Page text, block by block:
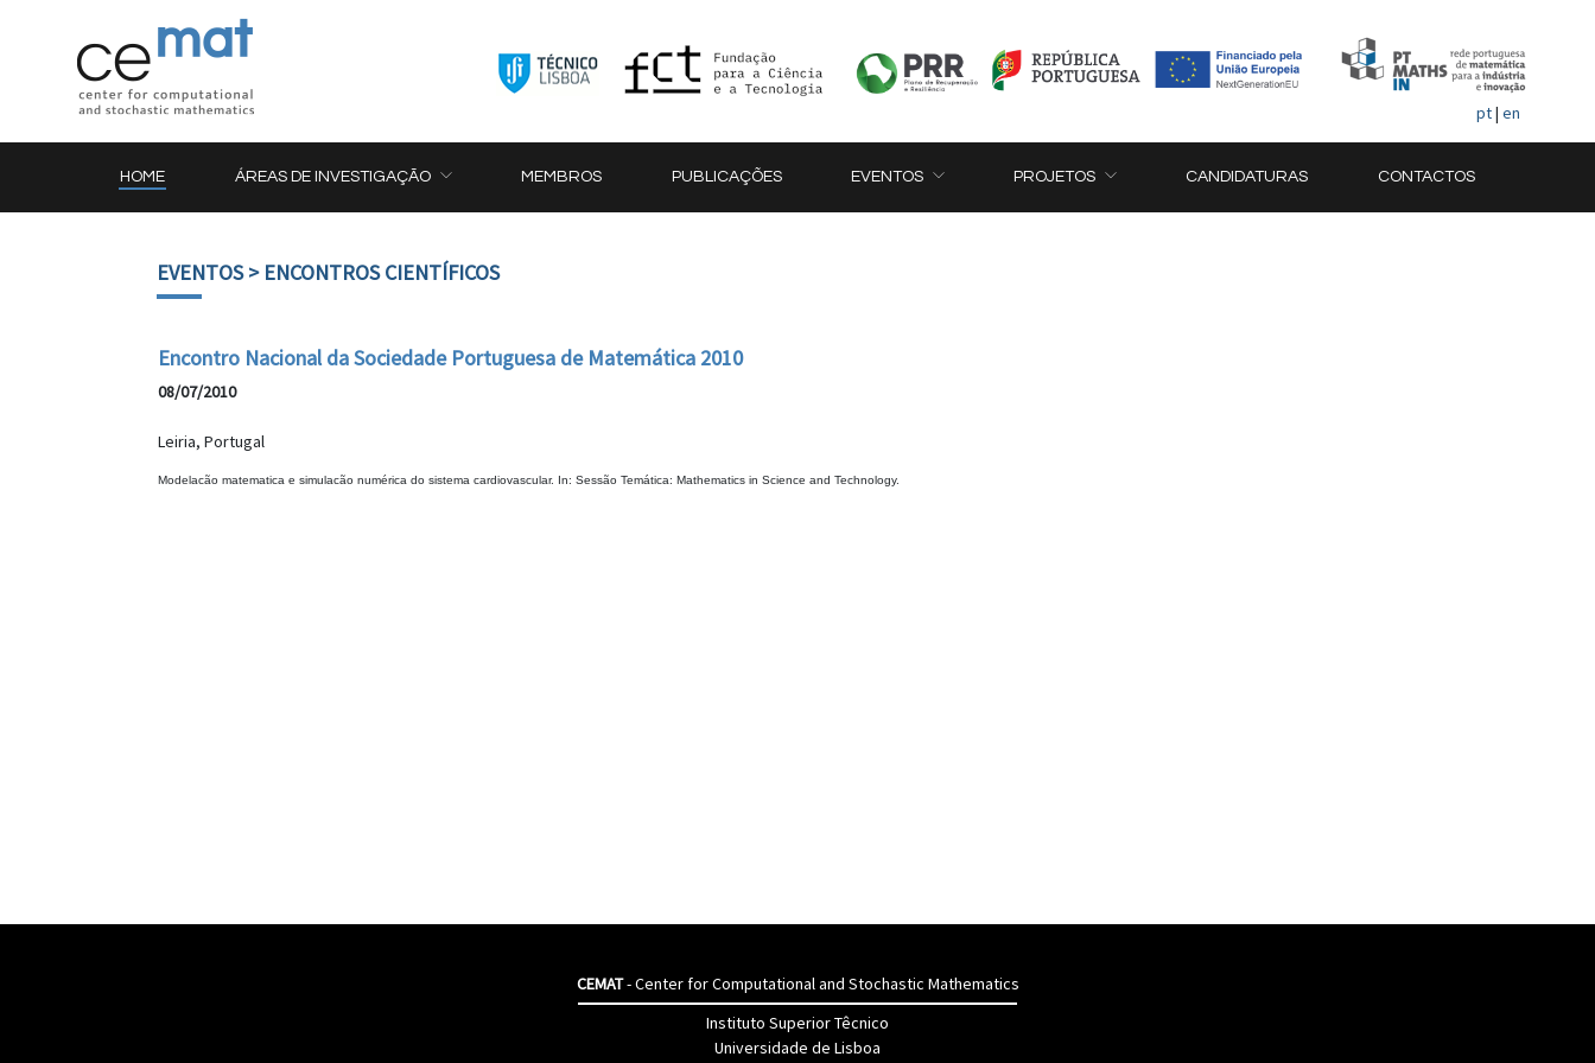
pt| en
HOME ÁREAS DE INVESTIGAÇÃO MEMBROS PUBLICAÇÕES EVENTOS PROJETOS CANDIDATURAS CONTACTOS
EVENTOS> ENCONTROS CIENTÍFICOS
Encontro Nacional da Sociedade Portuguesa de Matemática 2010
08/07/2010
Leiria, Portugal
Modelacão matematica e simulacão numérica do sistema cardiovascular. In: Sessão Temática: Mathematics in Science and Technology.
CEMAT- Center for Computational and Stochastic Mathematics
Instituto Superior Têcnico
Universidade de Lisboa